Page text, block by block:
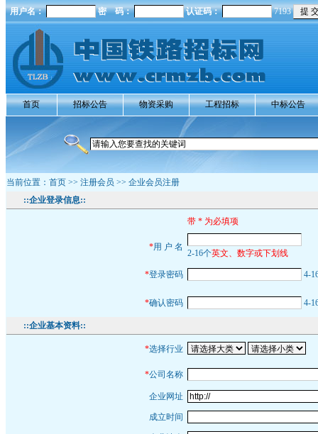
用户名： 密 码： 认证码： 7193
首页 招标公告 物资采购 工程招标 中标公告
当前位置： 首页 >> 注册会员 >> 企业会员注册
::企业登录信息::
带 * 为必填项
*用 户 名
2-16个英文、数字或下划线
*登录密码 4-
*确认密码 4-
::企业基本资料::
*选择行业
*公司名称
企业网址
成立时间